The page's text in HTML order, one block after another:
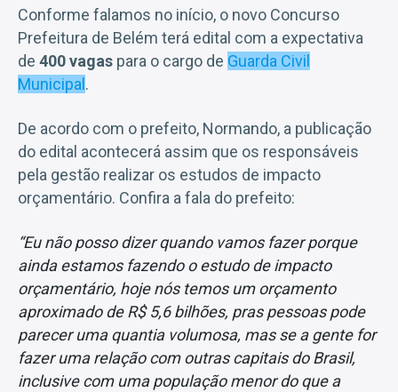
Conforme falamos no início, o novo Concurso
Prefeitura de Belém terá edital com a expectativa
de 400 vagas para o cargo de Guarda Civil
Municipal .
De acordo com o prefeito, Normando, a publicação
do edital acontecerá assim que os responsáveis
pela gestão realizar os estudos de impacto
orçamentário. Confira a fala do prefeito:
“Eu não posso dizer quando vamos fazer porque
ainda estamos fazendo o estudo de impacto
orçamentário, hoje nós temos um orçamento
aproximado de R$ 5,6 bilhões, pras pessoas pode
parecer uma quantia volumosa, mas se a gente for
fazer uma relação com outras capitais do Brasil,
inclusive com uma população menor do que a